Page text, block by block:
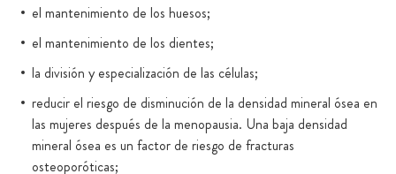
el mantenimiento de los huesos;
el mantenimiento de los dientes;
la división y especialización de las células;
reducir el riesgo de disminución de la densidad mineral ósea en
las mujeres después de la menopausia. Una baja densidad
mineral ósea es un factor de riesgo de fracturas
osteoporóticas;